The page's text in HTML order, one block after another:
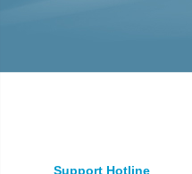
Support Hotline